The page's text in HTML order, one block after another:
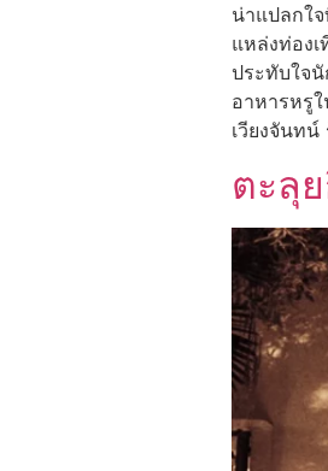
น่าแปลกใ
แหล่งท่อง
ประทับใจ
อาหารหรู
เวียงจันท
ตะลุ